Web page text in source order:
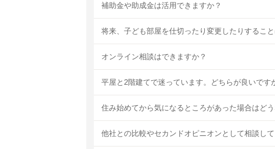
補助金や助成金は活用できますか？
将来、子ども部屋を仕切ったり変更したりするこ
オンライン相談はできますか？
平屋と2階建てで迷っています。どちらが良いです
住み始めてから気になるところがあった場合はど
他社との比較やセカンドオピニオンとして相談し